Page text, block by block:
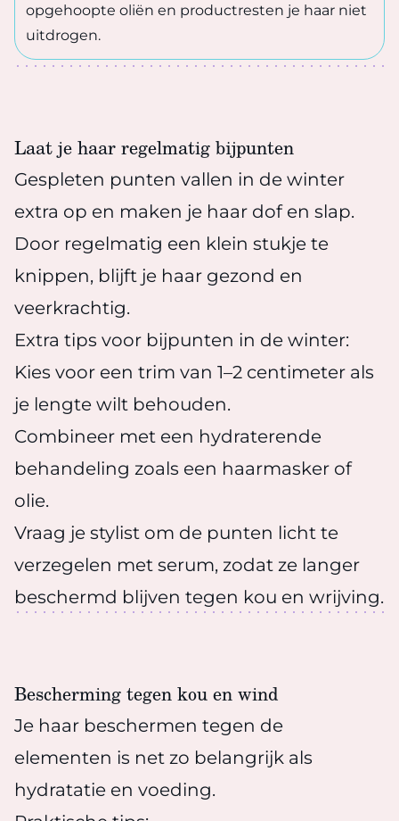
opgehoopte oliën en productresten je haar niet
uitdrogen.
Laat je haar regelmatig bijpunten
Gespleten punten vallen in de winter
extra op en maken je haar dof en slap.
Door regelmatig een klein stukje te
knippen, blijft je haar gezond en
veerkrachtig.
Extra tips voor bijpunten in de winter:
Kies voor een trim van 1–2 centimeter als
je lengte wilt behouden.
Combineer met een hydraterende
behandeling zoals een haarmasker of
olie.
Vraag je stylist om de punten licht te
verzegelen met serum, zodat ze langer
beschermd blijven tegen kou en wrijving.
Bescherming tegen kou en wind
Je haar beschermen tegen de
elementen is net zo belangrijk als
hydratatie en voeding.